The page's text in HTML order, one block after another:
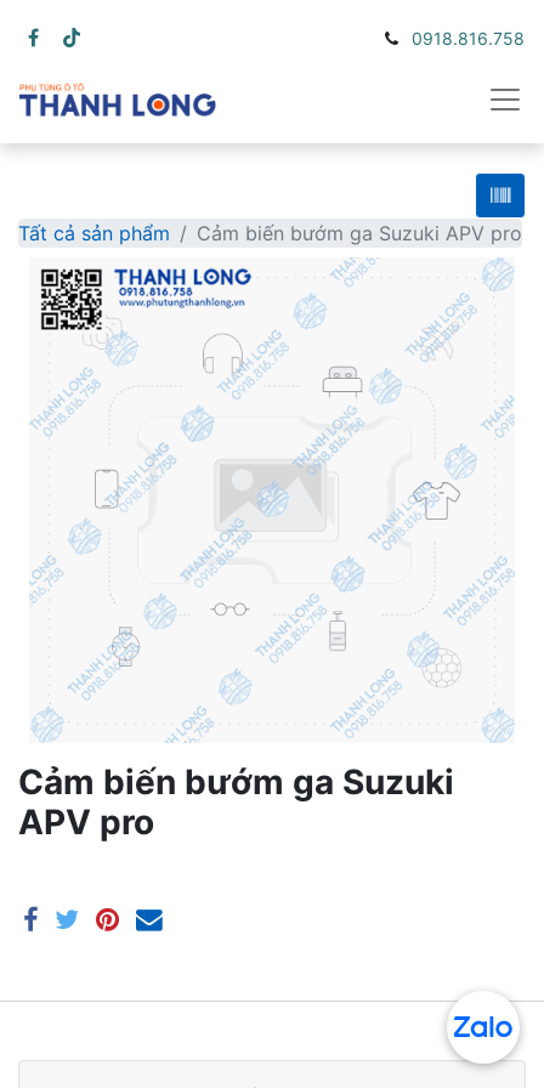
0918.816.758
Tất cả sản phẩm Cảm biến bướm ga Suzuki APV pro
Cảm biến bướm ga Suzuki
APV pro